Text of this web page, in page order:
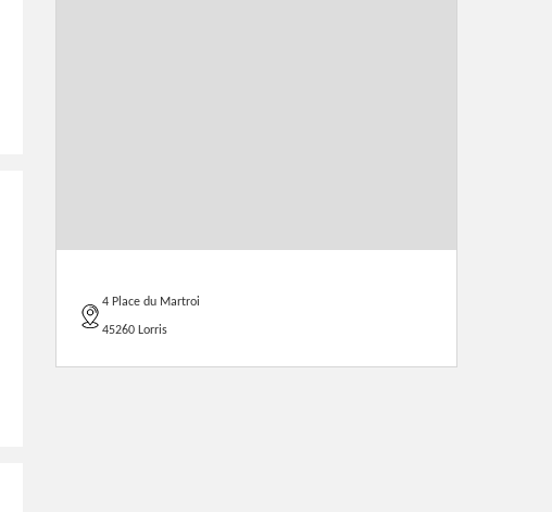
4 Place du Martroi
45260 Lorris